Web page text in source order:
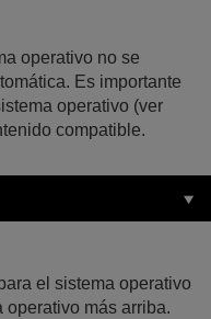
operativo no se
Es importante
operativo (ver
compatible.
el sistema operativo
más arriba.